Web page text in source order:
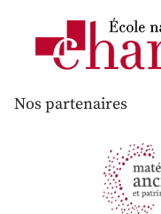
Nos partenaires